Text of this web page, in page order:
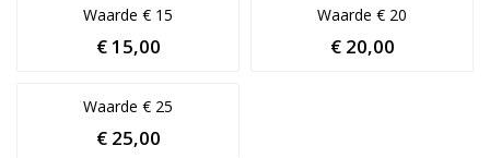
Waarde € 15
€ 15,00
Waarde € 20
€ 20,00
Waarde € 25
€ 25,00